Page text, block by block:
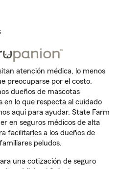
atención médica, lo menos
preocuparse por el costo.
dueños de mascotas
en lo que respecta al cuidado
aquí para ayudar. State Farm
en seguros médicos de alta
facilitarles a los dueños de
peludos.
una cotización de seguro